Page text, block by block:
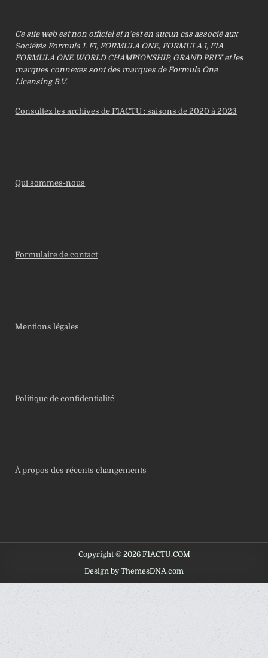
Ce site web est non officiel et n’est en aucun cas associé aux
Sociétés Formula 1. F1, FORMULA ONE, FORMULA 1, FIA
FORMULA ONE WORLD CHAMPIONSHIP, GRAND PRIX et les
marques connexes sont des marques de Formula One
Licensing B.V.
Consultez les archives de F1ACTU : saisons de 2020 à 2023
Qui sommes-nous
Formulaire de contact
Mentions légales
Politique de confidentialité
À propos des récents changements
Copyright © 2026 F1ACTU.COM
Design by ThemesDNA.com